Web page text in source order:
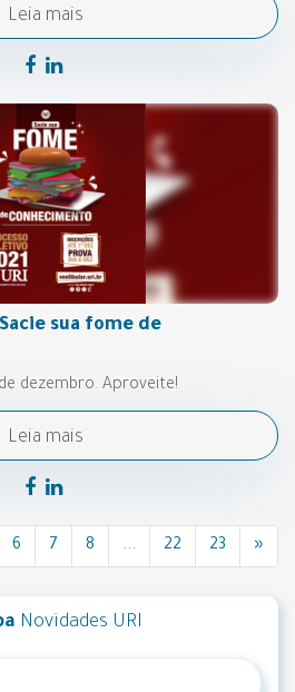
Leia mais
sua fome de
dezembro. Aproveite!
Leia mais
6 7 8 ... 22 23 »
Novidades URI